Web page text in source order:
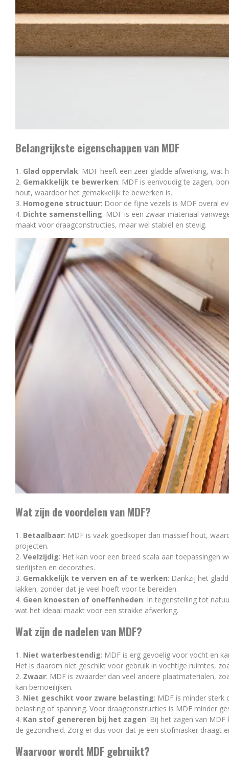
Belangrijkste eigenschappen van MDF
Glad oppervlak: MDF heeft een zeer gladde afwerking, wat
Gemakkelijk te bewerken: MDF is eenvoudig te zagen,
hout, waardoor het gemakkelijk te bewerken is.
Homogene structuur: Door de fijne vezels is MDF overal
Dichte samenstelling: MDF is een zwaar materiaal
maakt voor draagconstructies, maar wel stabiel en stevig.
Wat zijn de voordelen van MDF?
Betaalbaar: MDF is vaak goedkoper dan massief hout,
projecten.
Veelzijdig: Het kan voor een breed scala aan toepassingen
sierlijsten en decoraties.
Gemakkelijk te verven en af te werken: Dankzij het
lakken, zonder dat je veel hoeft voor te bereiden.
Geen knoesten of oneffenheden: In tegenstelling tot
wat het ideaal maakt voor een strakke afwerking.
Wat zijn de nadelen van MDF?
Niet waterbestendig: MDF is erg gevoelig voor vocht en
Het is daarom niet geschikt voor gebruik in vochtige ruimtes,
Zwaar: MDF is zwaarder dan veel andere plaatmaterialen,
kan bemoeilijken.
Niet geschikt voor zware belasting: MDF is minder sterk
belasting of spanning. Voor draagconstructies is MDF minder
Kan stof genereren bij het zagen: Bij het zagen van
de gezondheid. Zorg er dus voor dat je een stofmasker draagt
Waarvoor wordt MDF gebruikt?